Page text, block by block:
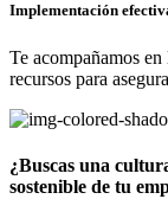
Implementación
Te acompañamos
recursos para
¿Buscas una
sostenible de tu